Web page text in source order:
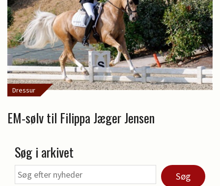
Dressur
EM-sølv til Filippa Jæger Jensen
Søg i arkivet
Søg